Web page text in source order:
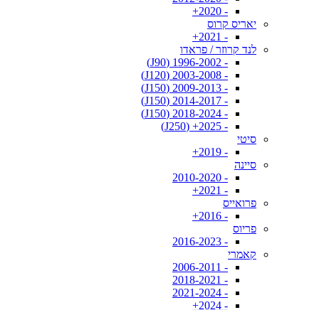
- 2020+
יאריס קרוס
- 2021+
לנד קרוזר / פראדו
- 1996-2002 (J90)
- 2003-2008 (J120)
- 2009-2013 (J150)
- 2014-2017 (J150)
- 2018-2024 (J150)
- 2025+ (J250)
סיטי
- 2019+
סיינה
- 2010-2020
- 2021+
פרואייס
- 2016+
פריוס
- 2016-2023
קאמרי
- 2006-2011
- 2018-2021
- 2021-2024
- 2024+